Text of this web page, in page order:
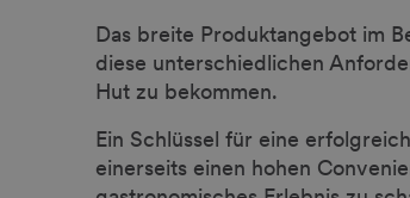
Das breite Produktangebot im
diese unterschiedlichen
Hut zu bekommen.
Ein Schlüssel für eine
einerseits einen hohen